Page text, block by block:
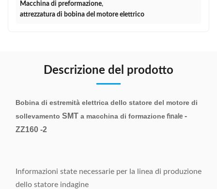
Macchina di preformazione,
attrezzatura di bobina del motore elettrico
Descrizione del prodotto
Bobina di estremità elettrica dello statore del motore di
sollevamento SMT a macchina di formazione finale -
ZZ160 -2
Informazioni state necessarie per la linea di produzione
dello statore indagine